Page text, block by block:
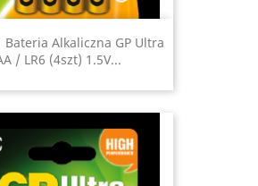
Bateria Alkaliczna GP Ultra
/ LR6 (4szt) 1.5V...